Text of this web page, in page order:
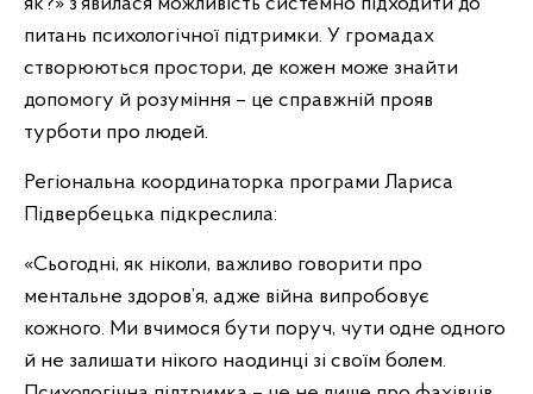
питань психологічної підтримки. У громадах
створюються простори, де кожен може знайти
допомогу й розуміння – це справжній прояв
турботи про людей.
Регіональна координаторка програми Лариса
Підвербецька підкреслила:
«Сьогодні, як ніколи, важливо говорити про
ментальне здоров’я, адже війна випробовує
кожного. Ми вчимося бути поруч, чути одне одного
й не залишати нікого наодинці зі своїм болем.